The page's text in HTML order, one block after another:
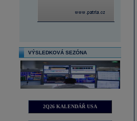
VÝSLEDKOVÁ SEZÓNA
2Q26 KALENDÁŘ USA